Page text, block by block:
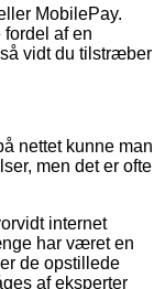
MobilePay.
af en
vidt du tilstræber
nettet kunne man
men det er ofte
internet
har været en
de opstillede
af eksperter